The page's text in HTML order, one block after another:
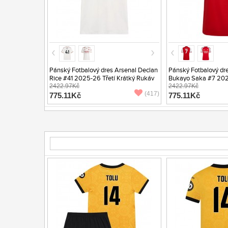
Pánský Fotbalový dres Arsenal Declan
Rice #41 2025-26 Třetí Krátký Rukáv
2422.97Kč
775.11Kč (417)
Pánský Fotbalový
Bukayo Saka #7
Krátký Rukáv
2422.97Kč
775.11Kč